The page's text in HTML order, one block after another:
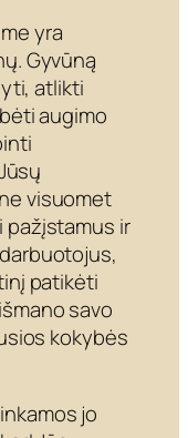
yra
Gyvūną
atlikti
augimo
visuomet
pažįstamus ir
patikėti
savo
kokybės
jo